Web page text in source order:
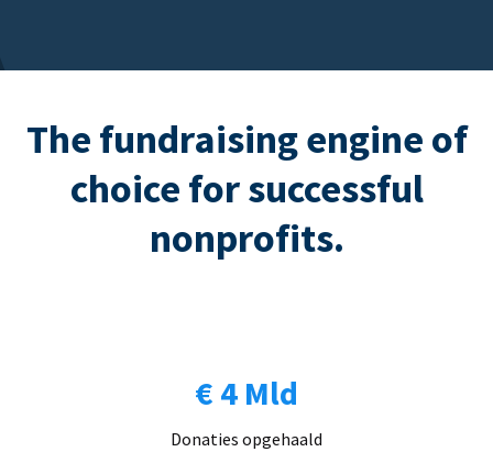
The fundraising engine of
choice for successful
nonprofits.
€ 4 Mld
Donaties opgehaald